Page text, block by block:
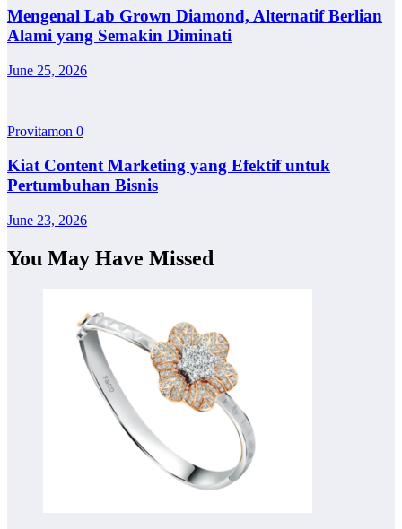
Mengenal Lab Grown Diamond, Alternatif Berlian
Alami yang Semakin Diminati
June 25, 2026
Provitamon 0
Kiat Content Marketing yang Efektif untuk
Pertumbuhan Bisnis
June 23, 2026
You May Have Missed